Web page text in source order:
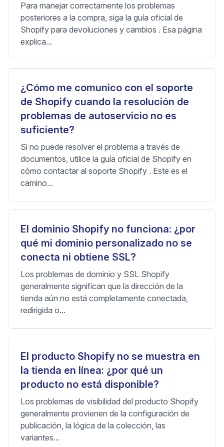
Para manejar correctamente los problemas
posteriores a la compra, siga la guía oficial de
Shopify para devoluciones y cambios . Esa página
explica...
¿Cómo me comunico con el soporte
de Shopify cuando la resolución de
problemas de autoservicio no es
suficiente?
Si no puede resolver el problema a través de
documentos, utilice la guía oficial de Shopify en
cómo contactar al soporte Shopify . Este es el
camino...
El dominio Shopify no funciona: ¿por
qué mi dominio personalizado no se
conecta ni obtiene SSL?
Los problemas de dominio y SSL Shopify
generalmente significan que la dirección de la
tienda aún no está completamente conectada,
redirigida o...
El producto Shopify no se muestra en
la tienda en línea: ¿por qué un
producto no está disponible?
Los problemas de visibilidad del producto Shopify
generalmente provienen de la configuración de
publicación, la lógica de la colección, las
variantes...